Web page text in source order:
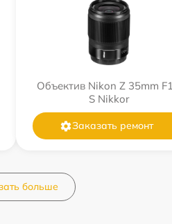
Объектив Nikon Z 35mm
S Nikkor
Заказать ремонт
больше